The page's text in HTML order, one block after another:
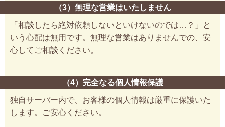
（3）無理な営業はいたしません
「相談したら絶対依頼しないといけないのでは…？」と
いう心配は無用です。無理な営業はありませんでの、安
心してご相談ください。
（4）完全なる個人情報保護
独自サーバー内で、お客様の個人情報は厳重に保護いた
します。ご安心ください。